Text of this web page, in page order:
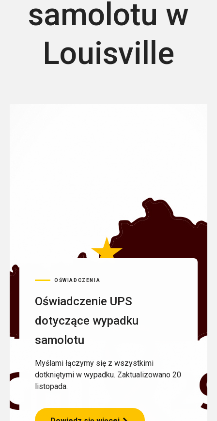
samolotu w
Louisville
OŚWIADCZENIA
Oświadczenie UPS
dotyczące wypadku
samolotu
Myślami łączymy się z wszystkimi
dotkniętymi w wypadku. Zaktualizowano 20
listopada.